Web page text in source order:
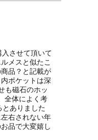
させて頂いて
メスと似たこ
品？と記載が
ポケットは深
も磁石のホッ
全体によく考
とありました
右されない年
品で大変嬉し